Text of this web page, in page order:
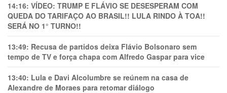
14:16: VÍDEO: TRUMP E FLÁVIO SE DESESPERAM COM
QUEDA DO TARIFAÇO AO BRASIL!! LULA RINDO À TOA!!
SERÁ NO 1° TURNO!!
13:49: Recusa de partidos deixa Flávio Bolsonaro sem
tempo de TV e força chapa com Alfredo Gaspar para vice
13:40: Lula e Davi Alcolumbre se reúnem na casa de
Alexandre de Moraes para retomar diálogo